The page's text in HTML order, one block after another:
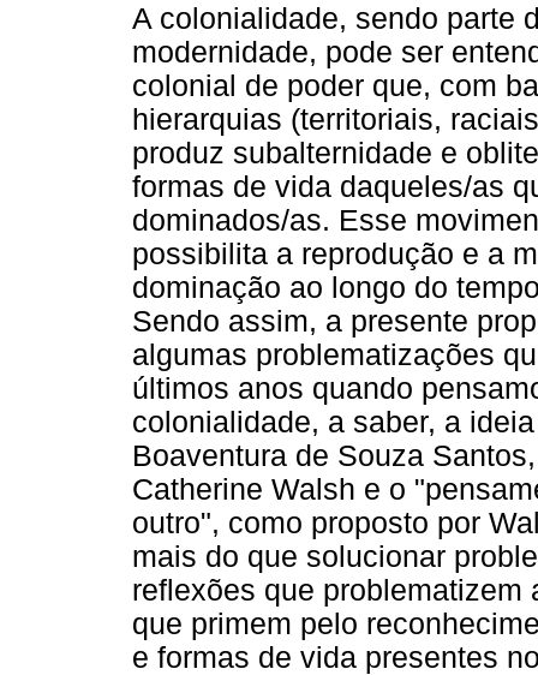
A colonialidade, sendo parte
modernidade, pode ser
colonial de poder que, com
hierarquias (territoriais,
produz subalternidade e
formas de vida daqueles/as
dominados/as. Esse
possibilita a reprodução e a
dominação ao longo do
Sendo assim, a presente
algumas problematizações
últimos anos quando
colonialidade, a saber, a
Boaventura de Souza
Catherine Walsh e o
outro", como proposto por
mais do que solucionar
reflexões que
que primem pelo
e formas de vida presentes